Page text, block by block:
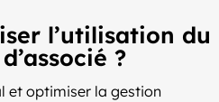
l’utilisation du
?
et optimiser la gestion